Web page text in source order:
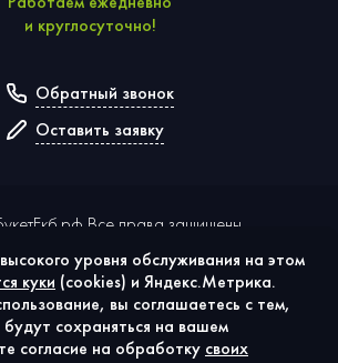
и круглосуточно!
Обратный звонок
Оставить заявку
Все права защищены.
конфиденциальности
Публичная оферта
обработку персональных данных
Использование cookies
уровня обслуживания на этом
куки (cookies) и Яндекс.Метрика.
вы соглашаетесь с тем,
будут сохраняться на вашем
согласие на обработку своих